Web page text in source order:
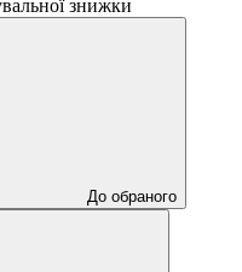
знижки
До обраного